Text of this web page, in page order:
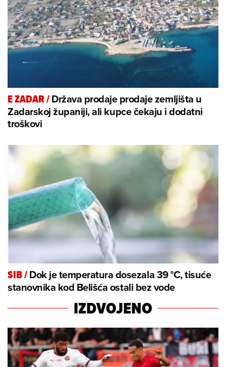
E ZADAR/Država prodaje prodaje zemljišta u
Zadarskoj županiji, ali kupce čekaju i dodatni
troškovi
SIB/Dok je temperatura dosezala 39 °C, tisuće
stanovnika kod Belišća ostali bez vode
IZDVOJENO